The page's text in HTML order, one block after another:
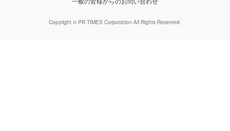
Copyright © PR TIMES Corporation All Rights Reserved.